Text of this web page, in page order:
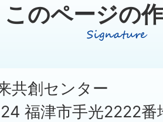
このページの
共創センター
福津市手光2222番